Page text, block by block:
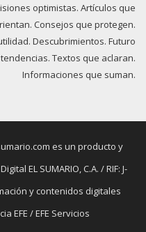
optimistas. Artículos que
Consejos que protegen.
Descubrimientos. Futuro
Textos que aclaran.
Informaciones que suman.
es un producto y
EL SUMARIO, C.A. / RIF: J-
y contenidos digitales
EFE / EFE Servicios